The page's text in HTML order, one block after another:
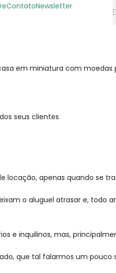
ContatoNewsletter
seus clientes
locação, apenas quando se
o aluguel atrasar e, todo
e inquilinos, mas,
que tal falarmos um pouco